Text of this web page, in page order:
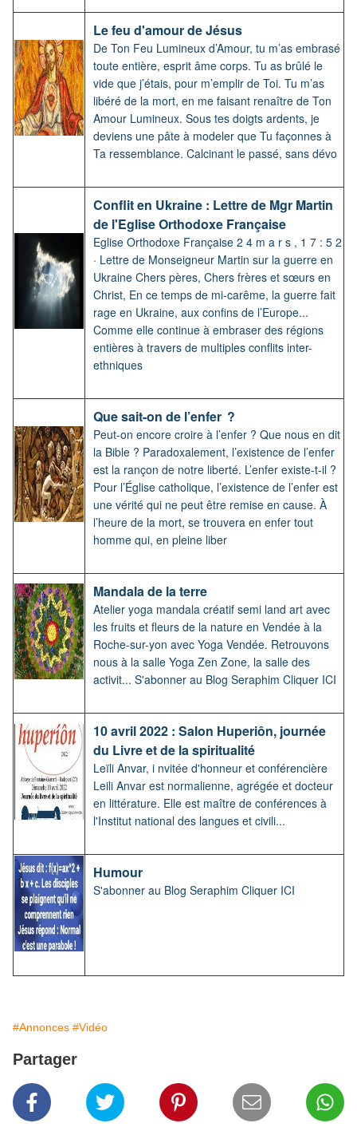
Le feu d'amour de Jésus
De Ton Feu Lumineux d’Amour, tu m’as embrasé
toute entière, esprit âme corps. Tu as brûlé le
vide que j’étais, pour m’emplir de Toi. Tu m’as
libéré de la mort, en me faisant renaître de Ton
Amour Lumineux. Sous tes doigts ardents, je
deviens une pâte à modeler que Tu façonnes à
Ta ressemblance. Calcinant le passé, sans dévo
Conflit en Ukraine : Lettre de Mgr Martin
de l'Eglise Orthodoxe Française
Eglise Orthodoxe Française 2 4 m a r s , 1 7 : 5 2
· Lettre de Monseigneur Martin sur la guerre en
Ukraine Chers pères, Chers frères et sœurs en
Christ, En ce temps de mi-carême, la guerre fait
rage en Ukraine, aux confins de l’Europe...
Comme elle continue à embraser des régions
entières à travers de multiples conflits inter-
ethniques
Que sait-on de l’enfer ?
Peut-on encore croire à l’enfer ? Que nous en dit
la Bible ? Paradoxalement, l’existence de l’enfer
est la rançon de notre liberté. L’enfer existe-t-il ?
Pour l’Église catholique, l’existence de l’enfer est
une vérité qui ne peut être remise en cause. À
l’heure de la mort, se trouvera en enfer tout
homme qui, en pleine liber
Mandala de la terre
Atelier yoga mandala créatif semi land art avec
les fruits et fleurs de la nature en Vendée à la
Roche-sur-yon avec Yoga Vendée. Retrouvons
nous à la salle Yoga Zen Zone, la salle des
activit... S'abonner au Blog Seraphim Cliquer ICI
10 avril 2022 : Salon Huperiôn, journée
du Livre et de la spiritualité
Leïli Anvar, i nvitée d'honneur et conférencière
Leili Anvar est normalienne, agrégée et docteur
en littérature. Elle est maître de conférences à
l'Institut national des langues et civili...
Humour
S'abonner au Blog Seraphim Cliquer ICI
#Annonces #Vidéo
Partager